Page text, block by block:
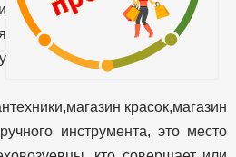
красок,магазин
инструмента, это место